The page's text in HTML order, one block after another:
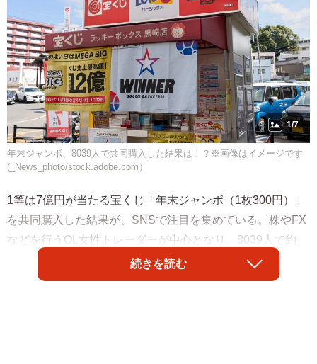
1/7
年末ジャンボ、8039人で共同購入した結果は！？※画像はイメージです
(_News_photo/stock.adobe.com）
1等は7億円が当たる宝くじ「年末ジャンボ（1枚300円）」
を共同購入した結果が、SNSで注目を集めている。株やFX
などを行うOL女性トレーダーが中心となり、8039人で約
3600万円を投資して、11万9975枚を購入。気になる結果は
続きを読む